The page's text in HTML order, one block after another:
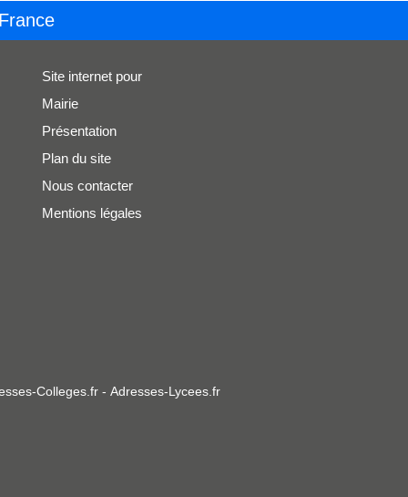
Site internet pour
Mairie
Présentation
Plan du site
Nous contacter
Mentions légales
Colleges.fr- Adresses-Lycees.fr